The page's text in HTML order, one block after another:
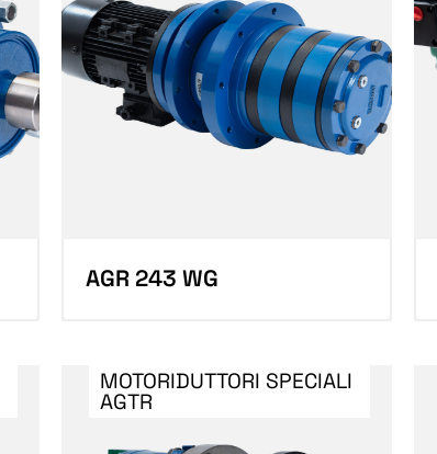
AGR 243 WG
MOTORIDUTTORI SPECIALI
AGTR